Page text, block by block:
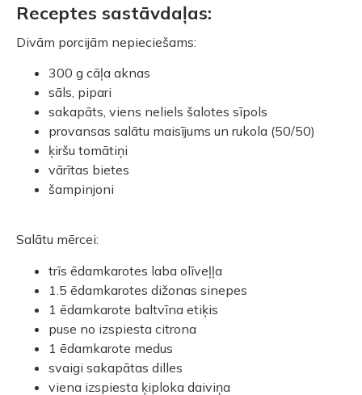
Receptes sastāvdaļas:
Divām porcijām nepieciešams:
300 g cāļa aknas
sāls, pipari
sakapāts, viens neliels šalotes sīpols
provansas salātu maisījums un rukola (50/50)
ķiršu tomātiņi
vārītas bietes
šampinjoni
Salātu mērcei:
trīs ēdamkarotes laba olīveļļa
1.5 ēdamkarotes dižonas sinepes
1 ēdamkarote baltvīna etiķis
puse no izspiesta citrona
1 ēdamkarote medus
svaigi sakapātas dilles
viena izspiesta ķiploka daiviņa